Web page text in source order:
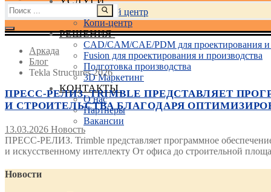
Учебный центр
Копи-центр
РЕШЕНИЯ
CAD/CAM/CAE/PDM для проектирования и
Fusion для проектирования и производства
Подготовка производства
3D Маркетинг
КОНТАКТЫ
О нас
Партнеры
Вакансии
Найти:
Аркада
Блог
Tekla Structures 2026
ПРЕСС-РЕЛИЗ. TRIMBLE ПРЕДСТАВЛЯЕТ
И СТРОИТЕЛЬСТВА БЛАГОДАРЯ
13.03.2026 Новость
ПРЕСС-РЕЛИЗ. Trimble представляет программное
и искусственному интеллекту От офиса до строительной
Новости